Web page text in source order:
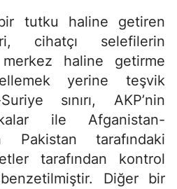
bir tutku haline getiren
cihatçı selefilerin
haline getirme
yerine teşvik
sınırı, AKP’nin
ile Afganistan-
Pakistan tarafındaki
tarafından kontrol
Diğer bir